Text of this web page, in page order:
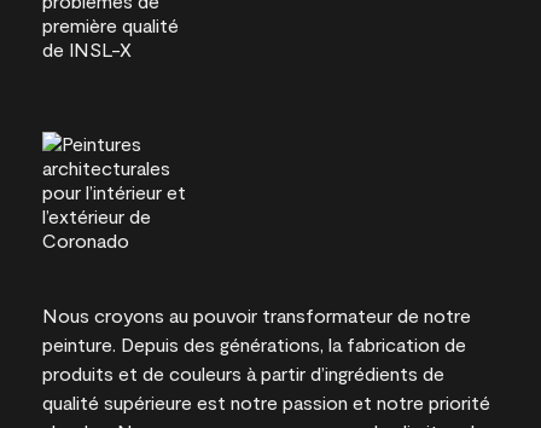
Nous croyons au pouvoir transformateur de notre
peinture. Depuis des générations, la fabrication de
produits et de couleurs à partir d’ingrédients de
qualité supérieure est notre passion et notre priorité